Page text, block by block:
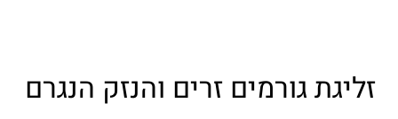
זליגת גורמים זרים והנזק הנגרם